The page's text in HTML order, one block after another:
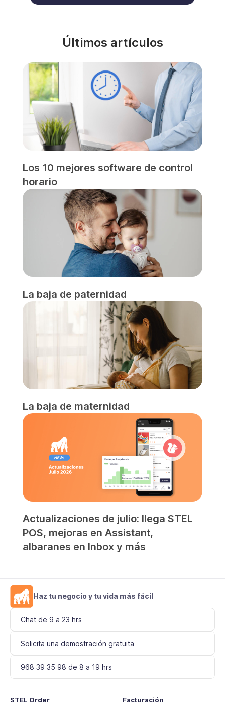
Últimos artículos
Los 10 mejores software de control
horario
La baja de paternidad
La baja de maternidad
Actualizaciones de julio: llega STEL
POS, mejoras en Assistant,
albaranes en Inbox y más
Haz tu negocio y tu vida más fácil
Chat de 9 a 23 hrs
Solicita una demostración gratuita
968 39 35 98 de 8 a 19 hrs
STEL Order Facturación